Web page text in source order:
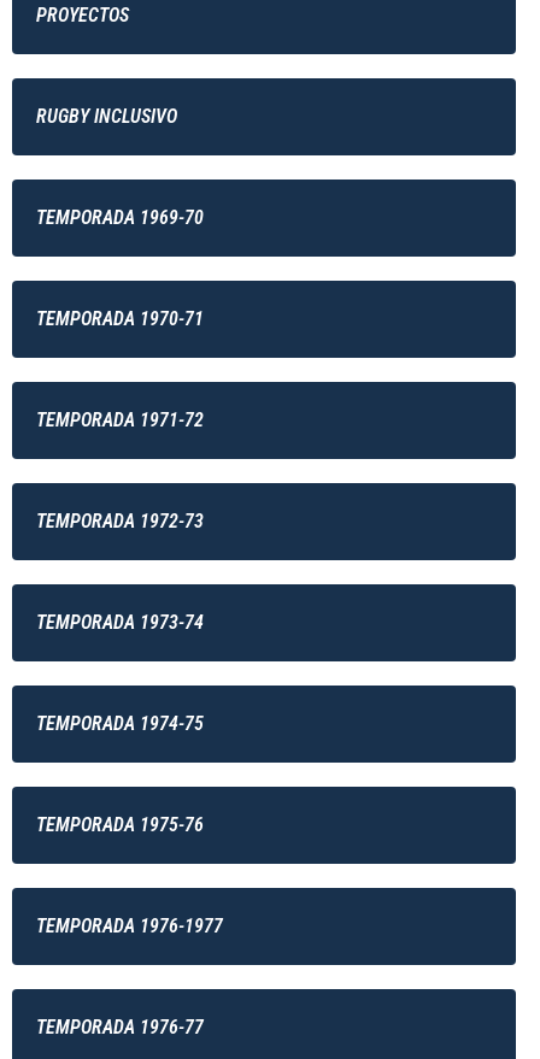
PROYECTOS
RUGBY INCLUSIVO
TEMPORADA 1969-70
TEMPORADA 1970-71
TEMPORADA 1971-72
TEMPORADA 1972-73
TEMPORADA 1973-74
TEMPORADA 1974-75
TEMPORADA 1975-76
TEMPORADA 1976-1977
TEMPORADA 1976-77